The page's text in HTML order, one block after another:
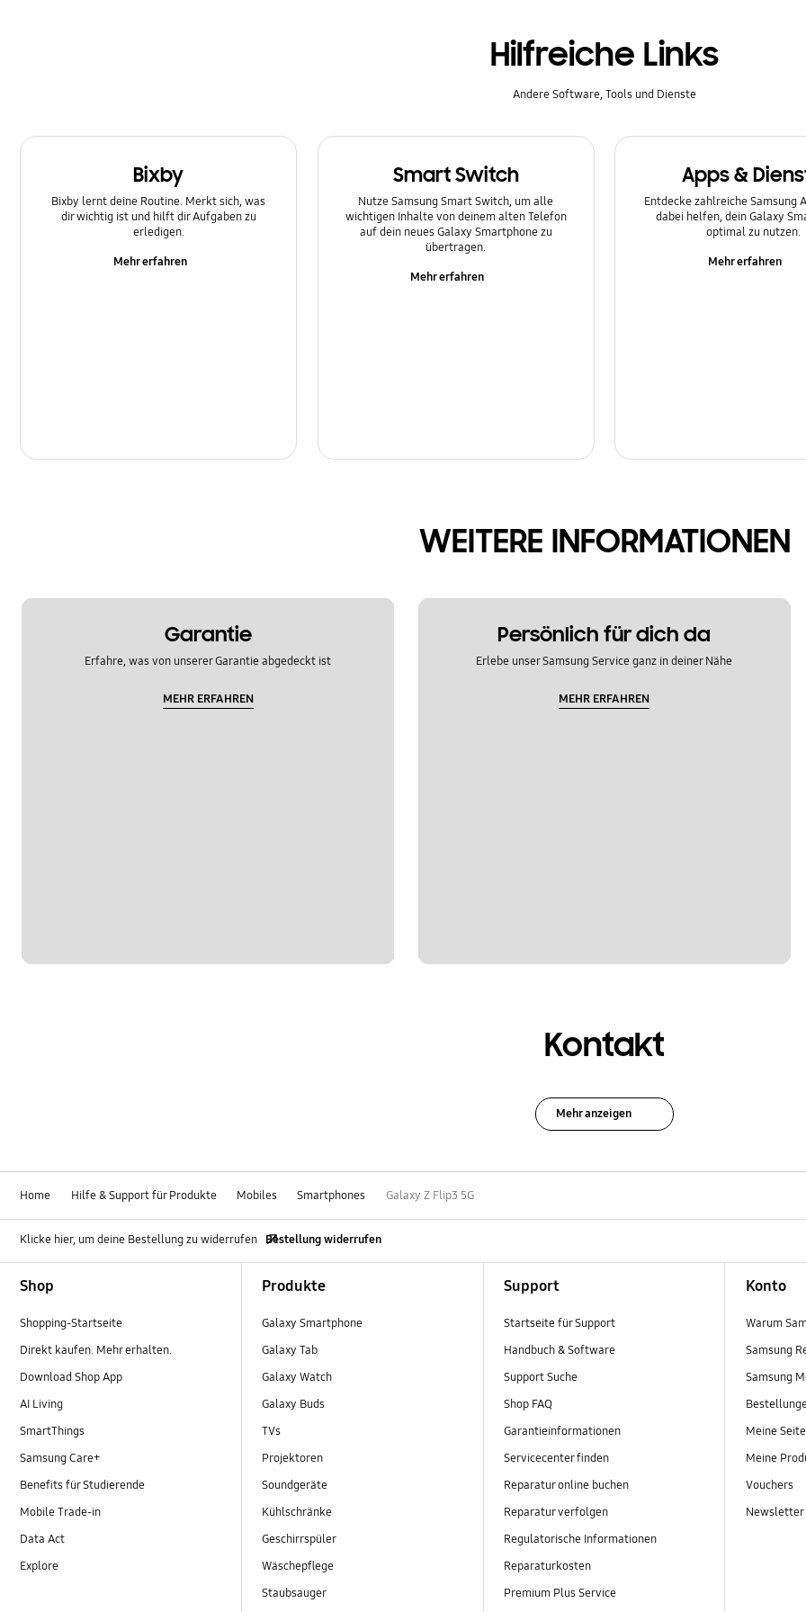
Software-Upgrade
Hilfreiche Links
Andere Software, Tools und Dienste
Bixby
Bixby lernt deine Routine. Merkt sich, was
dir wichtig ist und hilft dir Aufgaben zu
erledigen.
Mehr erfahren
Smart Switch
Nutze Samsung Smart Switch, um alle
wichtigen Inhalte von deinem alten Telefon
auf dein neues Galaxy Smartphone zu
übertragen.
Mehr erfahren
Apps &
Entdecke zahlreiche Samsung
dabei helfen, dein Galaxy
optimal zu nutzen.
Mehr erfahren
WEITERE INFORMATIONEN
Garantie
Erfahre, was von unserer Garantie abgedeckt ist
MEHR ERFAHREN
Persönlich für dich da
Erlebe unser Samsung Service ganz in deiner Nähe
MEHR ERFAHREN
Kontakt
Mehr anzeigen
Home Hilfe & Support für Produkte Mobiles Smartphones Galaxy Z Flip3 5G
Klicke hier, um deine Bestellung zu widerrufen Bestellung widerrufen
Shop
Shopping-Startseite
Direkt kaufen. Mehr erhalten.
Download Shop App
AI Living
SmartThings
Samsung Care+
Benefits für Studierende
Mobile Trade-in
Data Act
Explore
Produkte
Galaxy Smartphone
Galaxy Tab
Galaxy Watch
Galaxy Buds
TVs
Projektoren
Soundgeräte
Kühlschränke
Geschirrspüler
Wäschepflege
Staubsauger
Support
Startseite für Support
Handbuch & Software
Support Suche
Shop FAQ
Garantieinformationen
Servicecenter finden
Reparatur online buchen
Reparatur verfolgen
Regulatorische Informationen
Reparaturkosten
Premium Plus Service
Konto
Warum
Samsung
Samsung
Meine Seite
Meine
Vouchers
Newsletter